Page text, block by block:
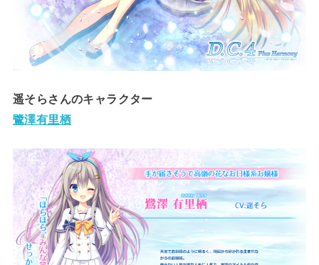
遥そらさんのキャラクター
鷺澤有里栖